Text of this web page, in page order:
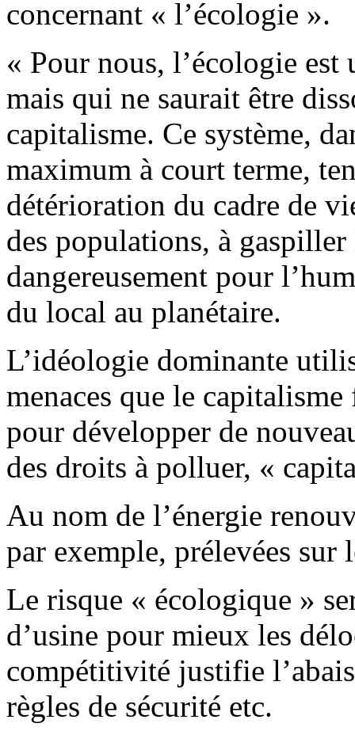
concernant « l’écologie ».
« Pour nous, l’écologie est
mais qui ne saurait être
capitalisme. Ce système,
maximum à court terme,
détérioration du cadre de
des populations, à gaspiller
dangereusement pour
du local au planétaire.
L’idéologie dominante
menaces que le
pour développer de
des droits à polluer, «
Au nom de l’énergie
par exemple, prélevées sur
Le risque « écologique »
d’usine pour mieux les
compétitivité justifie
règles de sécurité etc.